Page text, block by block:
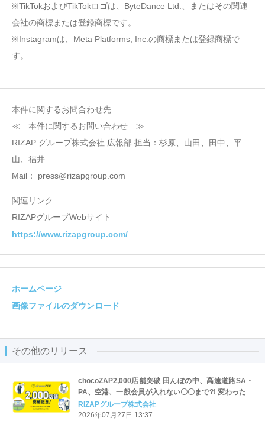
※TikTokおよびTikTokロゴは、ByteDance Ltd.、またはその関連
会社の商標または登録商標です。
※Instagramは、Meta Platforms, Inc.の商標または登録商標で
す。
本件に関するお問合わせ先
≪ 本件に関するお問い合わせ ≫
RIZAP グループ株式会社 広報部 担当：杉原、山田、田中、平
山、福井
Mail： press@rizapgroup.com
関連リンク
RIZAPグループWebサイト
https://www.rizapgroup.com/
ホームページ
画像ファイルのダウンロード
その他のリリース
chocoZAP2,000店舗突破 田んぼの中、高速道路SA・
PA、空港、一般会員が入れない〇〇まで?! 変わったロ
ケーション店舗をインフォグラフィックスで一挙公開
RIZAPグループ株式会社
2026年07月27日 13:37